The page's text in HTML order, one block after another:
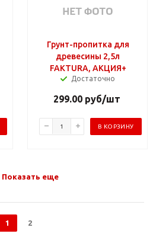
Грунт-пропитка для
древесины 2,5л
FAKTURA, АКЦИЯ+
Достаточно
299.00руб/шт
В КОРЗИНУ
Показать еще
1 2